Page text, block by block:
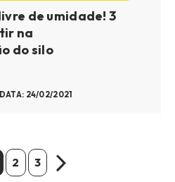
de umidade! 3
na
do silo
DATA: 24/02/2021
2 3